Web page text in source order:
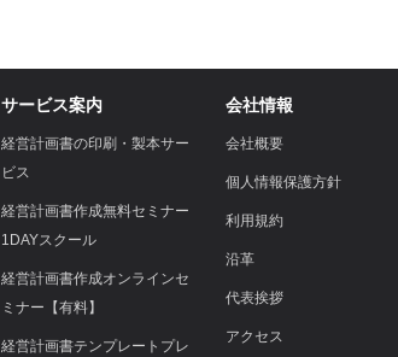
サービス案内
経営計画書の印刷・製本サー
ビス
経営計画書作成無料セミナー
1DAYスクール
経営計画書作成オンラインセ
ミナー【有料】
経営計画書テンプレートプレ
会社情報
会社概要
個人情報保護方針
利用規約
沿革
代表挨拶
アクセス